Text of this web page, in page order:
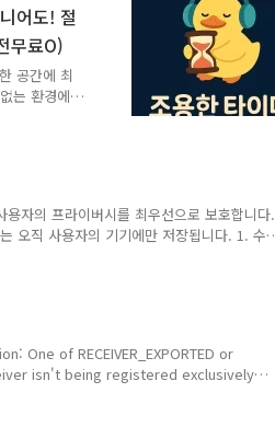
사용할 때
틴과 생활
어도! 절
무료O)
공간에 최
는 환경에
이 없어도
려요!타이
없음!완
Play
자의 프라이버시를 최우선으로 보호합니다.
오직 사용자의 기기에만 저장됩니다. 1. 수
니다. 이름, 이메일 주소, 전화번호 등의
도 없음서버에 저장되는 데이터 없음 앱 내
은 사용자 경험을 제공하기 위해 익명 사
or
팅하는 앱에서는 이 권한과 타입 지정이
니다. 이 타입은 실제로 미디어를 재생하